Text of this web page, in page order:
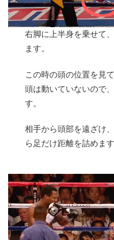
右脚に上半身を乗せて
ます。
この時の頭の位置を見
頭は動いていないので
す。
相手から頭部を遠ざけ
ら足だけ距離を詰めます